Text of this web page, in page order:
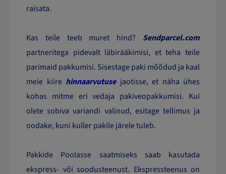
raisata.
Kas teile teeb muret hind? Sendparcel.com
partneritega pidevalt läbirääkimisi, et teha teile
parimaid pakkumisi. Sisestage paki mõõdud ja kaal
meie kiire hinnaarvutusejaotisse, et näha ühes
kohas mitme eri vedaja pakiveopakkumisi. Kui
olete sobiva variandi valinud, esitage tellimus ja
oodake, kuni kuller pakile järele tuleb.
Pakkide Poolasse saatmiseks saab kasutada
ekspress- või soodusteenust. Ekspressteenus on